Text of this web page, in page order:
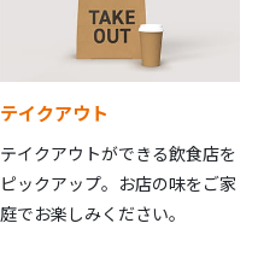
テイクアウト
テイクアウトができる飲食店を
ピックアップ。お店の味をご家
庭でお楽しみください。